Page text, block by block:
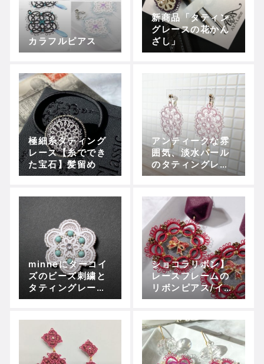
カラフルピアス
新商品「タティン
グレースの花かん
ざし」
極細糸タティング
レース【糸ででき
た宝石】髪留め
アンティークな雰
囲気、淡水パール
のタティングレー
ス耳飾りができま
minneにターコイ
ズのビーズ刺繍と
タティングレース
の髪ゴムを出品し
ショコラリボン】
レースフレームの
リボンピアス/イヤ
リングが出来上が